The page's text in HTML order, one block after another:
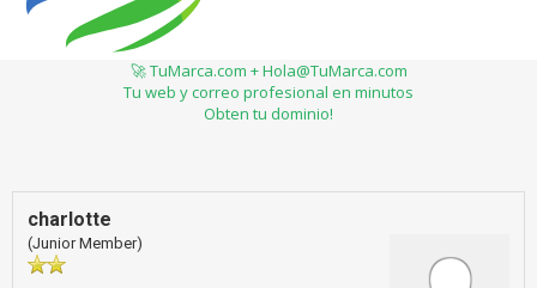
🚀 TuMarca.com + Hola@TuMarca.com
Tu web y correo profesional en minutos
Obten tu dominio!
charlotte
(Junior Member)